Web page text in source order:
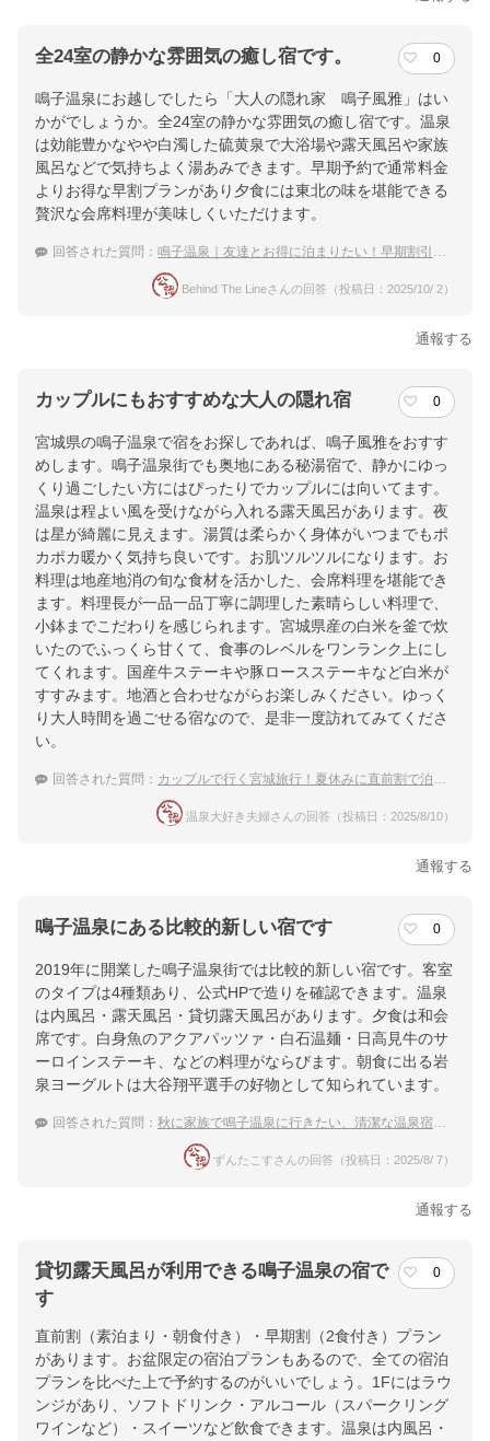
全24室の静かな雰囲気の癒し宿です。 0
鳴子温泉にお越しでしたら「大人の隠れ家 鳴子風雅」はい
かがでしょうか。全24室の静かな雰囲気の癒し宿です。温泉
は効能豊かなやや白濁した硫黄泉で大浴場や露天風呂や家族
風呂などで気持ちよく湯あみできます。早期予約で通常料金
よりお得な早割プランがあり夕食には東北の味を堪能できる
贅沢な会席料理が美味しくいただけます。
回答された質問： 鳴子温泉｜友達とお得に泊まりたい！早期割引が使える宿は？
Behind The Lineさんの回答（投稿日：2025/10/ 2）
通報する
カップルにもおすすめな大人の隠れ宿 0
宮城県の鳴子温泉で宿をお探しであれば、鳴子風雅をおすす
めします。鳴子温泉街でも奥地にある秘湯宿で、静かにゆっ
くり過ごしたい方にはぴったりでカップルには向いてます。
温泉は程よい風を受けながら入れる露天風呂があります。夜
は星が綺麗に見えます。湯質は柔らかく身体がいつまでもポ
カポカ暖かく気持ち良いです。お肌ツルツルになります。お
料理は地産地消の旬な食材を活かした、会席料理を堪能でき
ます。料理長が一品一品丁寧に調理した素晴らしい料理で、
小鉢までこだわりを感じられます。宮城県産の白米を釜で炊
いたのでふっくら甘くて、食事のレベルをワンランク上にし
てくれます。国産牛ステーキや豚ロースステーキなど白米が
すすみます。地酒と合わせながらお楽しみください。ゆっく
り大人時間を過ごせる宿なので、是非一度訪れてみてくださ
い。
回答された質問： カップルで行く宮城旅行！夏休みに直前割で泊まれるおすすめ宿は？
温泉大好き夫婦さんの回答（投稿日：2025/8/10）
通報する
鳴子温泉にある比較的新しい宿です 0
2019年に開業した鳴子温泉街では比較的新しい宿です。客室
のタイプは4種類あり、公式HPで造りを確認できます。温泉
は内風呂・露天風呂・貸切露天風呂があります。夕食は和会
席です。白身魚のアクアパッツァ・白石温麺・日高見牛のサ
ーロインステーキ、などの料理がならびます。朝食に出る岩
泉ヨーグルトは大谷翔平選手の好物として知られています。
回答された質問： 秋に家族で鳴子温泉に行きたい、清潔な温泉宿を教えて！
ずんたこすさんの回答（投稿日：2025/8/ 7）
通報する
貸切露天風呂が利用できる鳴子温泉の宿で
す
0
直前割（素泊まり・朝食付き）・早期割（2食付き）プラン
があります。お盆限定の宿泊プランもあるので、全ての宿泊
プランを比べた上で予約するのがいいでしょう。1Fにはラウ
ンジがあり、ソフトドリンク・アルコール（スパークリング
ワインなど）・スイーツなど飲食できます。温泉は内風呂・